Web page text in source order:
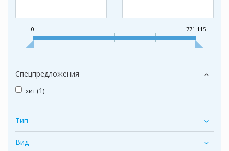
0 771 115
Спецпредложения
хит (1)
Тип
Вид